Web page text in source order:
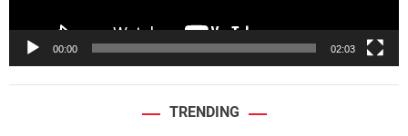
00:00 02:03
TRENDING